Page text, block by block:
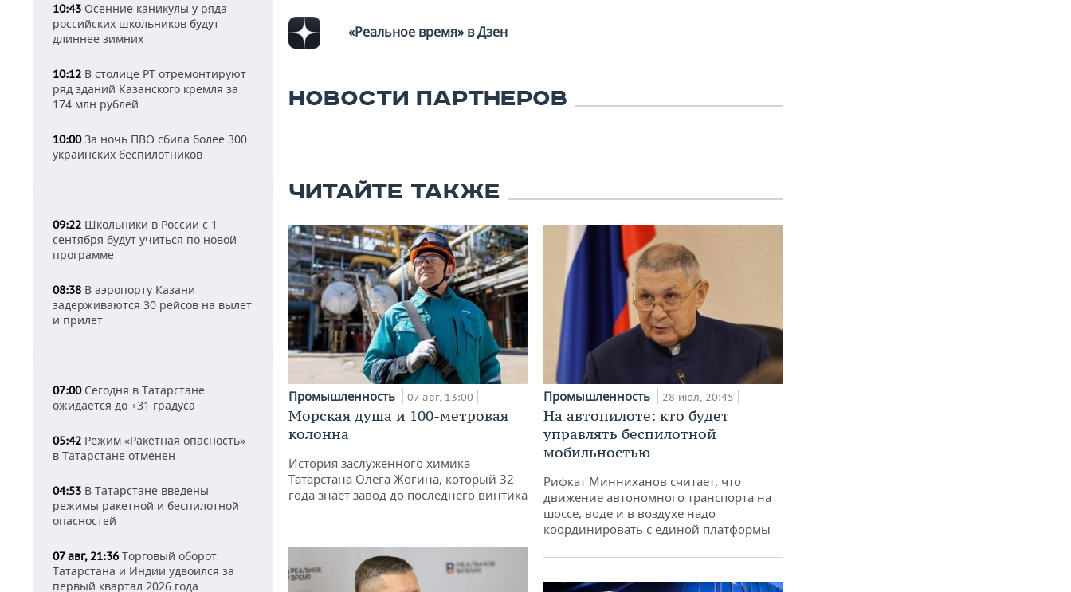
10:43 Осенние каникулы у ряда
российских школьников будут
длиннее зимних
10:12 В столице РТ отремонтируют
ряд зданий Казанского кремля за
174 млн рублей
10:00За ночь ПВО сбила более 300
украинских беспилотников
09:22 Школьники в России с 1
сентября будут учиться по новой
программе
08:38 В аэропорту Казани
задерживаются 30 рейсов на вылет
и прилет
07:00Сегодня в Татарстане
ожидается до +31 градуса
05:42 Режим «Ракетная опасность»
в Татарстане отменен
04:53 В Татарстане введены
режимы ракетной и беспилотной
опасностей
07 авг, 21:36 Торговый оборот
Татарстана и Индии удвоился за
первый квартал 2026 года
«Реальное время» в Дзен
НОВОСТИ ПАРТНЕРОВ
ЧИТАЙТЕ ТАКЖЕ
Промышленность 07 авг, 13:00
Морская душа и 100-метровая
колонна
История заслуженного химика
Татарстана Олега Жогина, который 32
года знает завод до последнего винтика
Промышленность 28 июл, 20:45
На автопилоте: кто будет
управлять беспилотной
мобильностью
Рифкат Минниханов считает, что
движение автономного транспорта на
шоссе, воде и в воздухе надо
координировать с единой платформы